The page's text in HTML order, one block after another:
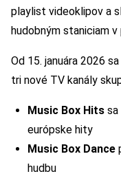
playlist videoklipov a
hudobným staniciam v
Od 15. januára 2026
tri nové TV kanály
Music Box Hits sa
európske hity
Music Box Dance
hudbu